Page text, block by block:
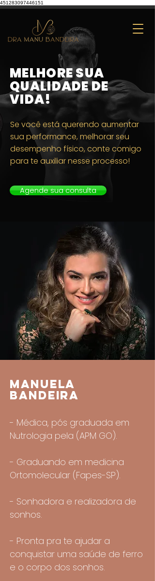
451283097446151
MELHORE SUA
QUALIDADE DE
VIDA!
Se você está querendo aumentar
sua performance, melhorar seu
desempenho físico, conte comigo
para te auxiliar nesse processo!
Agende sua consulta
MANUELA
BANDEIRA
- Médica, pós graduada em
Nutrologia pela (APM GO).
- Graduando em medicina
Ortomolecular (Fapes-SP).
- Sonhadora e realizadora de
sonhos.
- Pronta pra te ajudar a
conquistar uma saúde de ferro
e o corpo dos sonhos.